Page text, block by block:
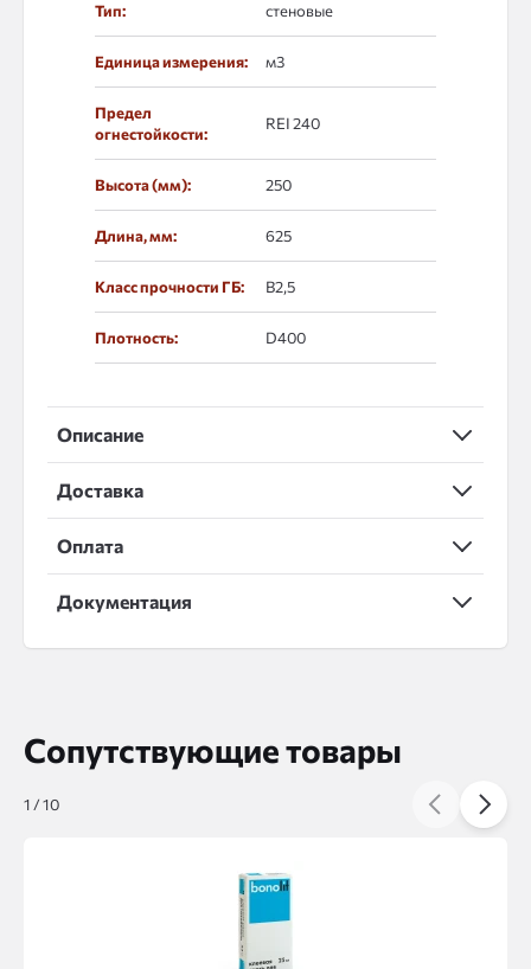
Тип: стеновые
Единица измерения: м3
Предел
огнестойкости:
REI 240
Высота (мм): 250
Длина, мм: 625
Класс прочности ГБ: B2,5
Плотность: D400
Описание
Доставка
Оплата
Документация
Сопутствующие товары
1 /10